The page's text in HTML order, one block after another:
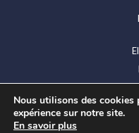
Nous utilisons des
expérience sur notre site.
En savoir plus